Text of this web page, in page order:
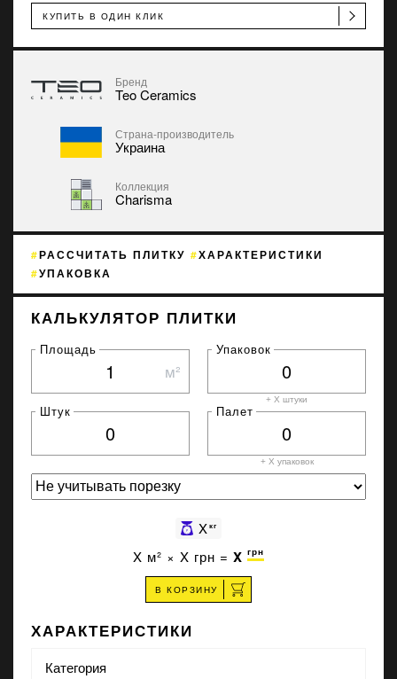
КУПИТЬ В ОДИН КЛИК
Бренд
Teo Ceramics
Страна-производитель
Украина
Коллекция
Charisma
РАССЧИТАТЬ ПЛИТКУ
ХАРАКТЕРИСТИКИ
УПАКОВКА
КАЛЬКУЛЯТОР ПЛИТКИ
Площадь
м²
Упаковок
+ X штуки
Штук Палет
+ X упаковок
Xкг
X м² × X грн = X грн
В КОРЗИНУ
ХАРАКТЕРИСТИКИ
Категория